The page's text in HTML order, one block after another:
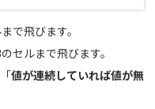
で飛びます。
セルまで飛びます。
値が連続していれば値が無